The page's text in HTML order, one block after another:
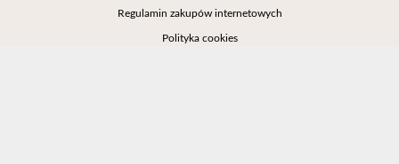
Regulamin zakupów internetowych
Polityka cookies